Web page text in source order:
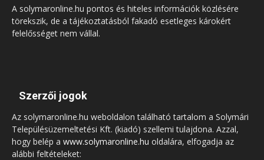
A solymaronline.hu pontos és hiteles információk közlésére
törekszik, de a tájékoztatásból fakadó esetleges károkért
felelősséget nem vállal.
Szerzői jogok
Az solymaronline.hu weboldalon található tartalom a Solymári
Településüzemeltetési Kft. (kiadó) szellemi tulajdona. Azzal,
hogy belép a www.solymaronline.hu oldalára, elfogadja az
alábbi feltételeket: